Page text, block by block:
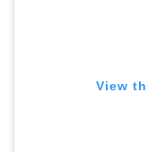
View